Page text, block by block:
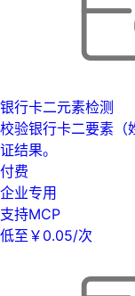
银行卡二元素检测
校验银行卡二要素（
证结果。
付费
企业专用
支持MCP
低至￥0.05/次